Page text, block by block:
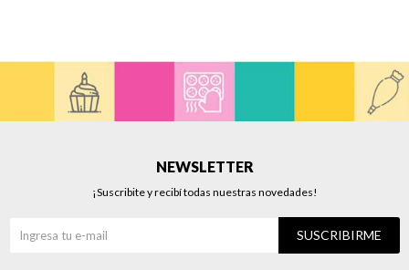
NEWSLETTER
¡Suscribite y recibí todas nuestras novedades!
SUSCRIBIRME